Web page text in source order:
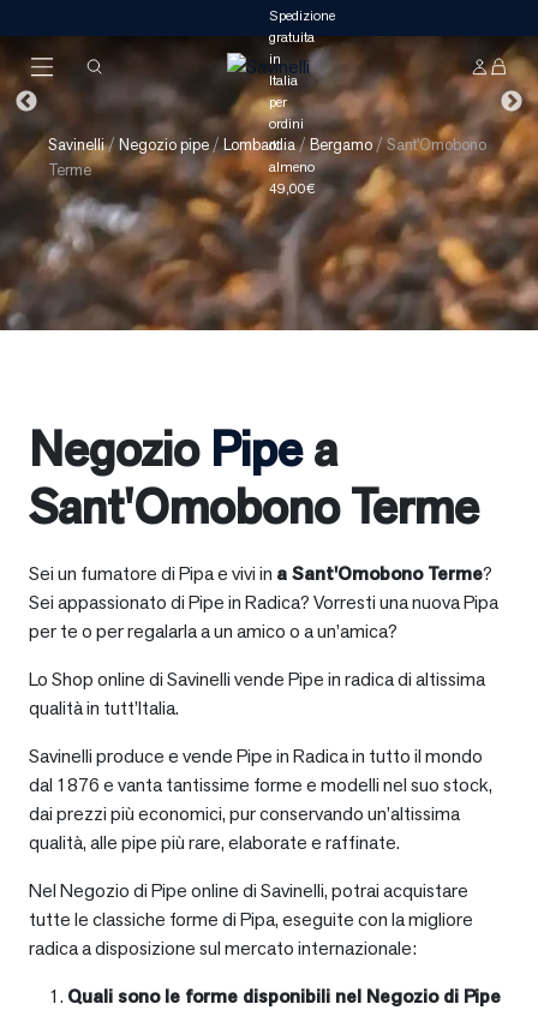
Savinelli/ Negozio pipe/Lombardia/Bergamo /Sant'Omobono
Terme
Negozio Pipea
Sant'Omobono Terme
Sei un fumatore di Pipa e vivi in aSant'Omobono Terme?
Sei appassionato di Pipe in Radica? Vorresti una nuova Pipa
per te o per regalarla a un amico o a un’amica?
Lo Shop online di Savinelli vende Pipe in radica di altissima
qualità in tutt’Italia.
Savinelli produce e vende Pipe in Radica in tutto il mondo
dal 1876 e vanta tantissime forme e modelli nel suo stock,
dai prezzi più economici, pur conservando un’altissima
qualità, alle pipe più rare, elaborate e raffinate.
Nel Negozio di Pipe online di Savinelli, potrai acquistare
tutte le classiche forme di Pipa, eseguite con la migliore
radica a disposizione sul mercato internazionale:
Quali sono le forme disponibili nel Negozio di Pipe